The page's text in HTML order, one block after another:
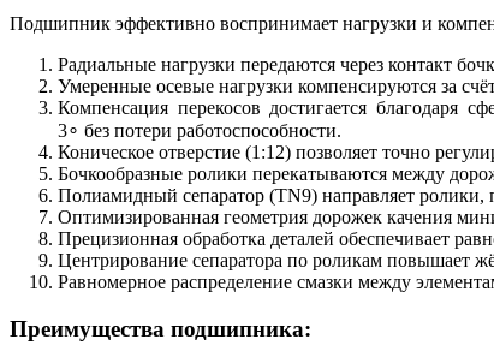
Подшипник эффективно воспринимает нагрузки и
Радиальные нагрузки передаются через контакт
Умеренные осевые нагрузки компенсируются за
Компенсация перекосов достигается благодаря
3∘ без потери работоспособности.
Коническое отверстие (1:12) позволяет точно
Бочкообразные ролики перекатываются между
Полиамидный сепаратор (TN9) направляет ролики,
Оптимизированная геометрия дорожек качения
Прецизионная обработка деталей обеспечивает
Центрирование сепаратора по роликам повышает
Равномерное распределение смазки между
Преимущества подшипника: